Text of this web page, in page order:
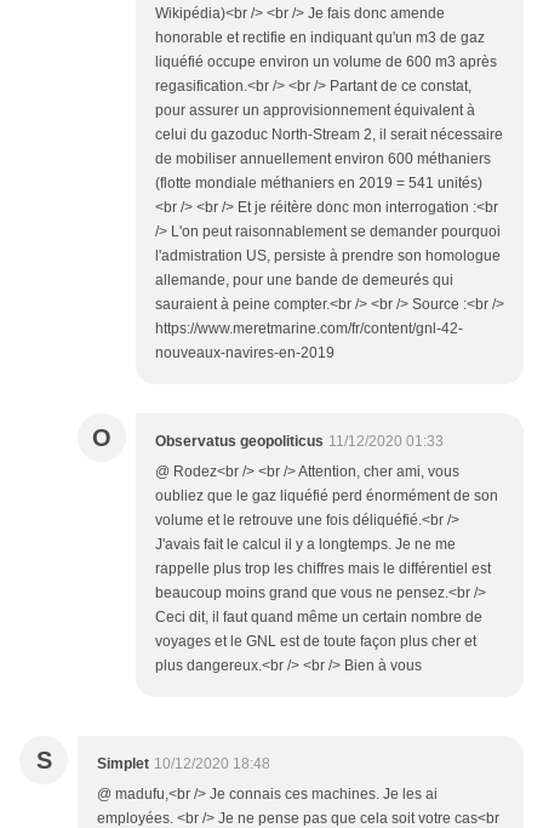
Wikipédia)<br /> <br /> Je fais donc amende
honorable et rectifie en indiquant qu'un m3 de gaz
liquéfié occupe environ un volume de 600 m3 après
regasification.<br /> <br /> Partant de ce constat,
pour assurer un approvisionnement équivalent à
celui du gazoduc North-Stream 2, il serait nécessaire
de mobiliser annuellement environ 600 méthaniers
(flotte mondiale méthaniers en 2019 = 541 unités)
<br /> <br /> Et je réitère donc mon interrogation :<br
/> L'on peut raisonnablement se demander pourquoi
l'admistration US, persiste à prendre son homologue
allemande, pour une bande de demeurés qui
sauraient à peine compter.<br /> <br /> Source :<br />
https://www.meretmarine.com/fr/content/gnl-42-
nouveaux-navires-en-2019
O Observatus geopoliticus 11/12/2020 01:33
@ Rodez<br /> <br /> Attention, cher ami, vous
oubliez que le gaz liquéfié perd énormément de son
volume et le retrouve une fois déliquéfié.<br />
J'avais fait le calcul il y a longtemps. Je ne me
rappelle plus trop les chiffres mais le différentiel est
beaucoup moins grand que vous ne pensez.<br />
Ceci dit, il faut quand même un certain nombre de
voyages et le GNL est de toute façon plus cher et
plus dangereux.<br /> <br /> Bien à vous
S Simplet 10/12/2020 18:48
@ madufu,<br /> Je connais ces machines. Je les ai
employées. <br /> Je ne pense pas que cela soit votre cas<br